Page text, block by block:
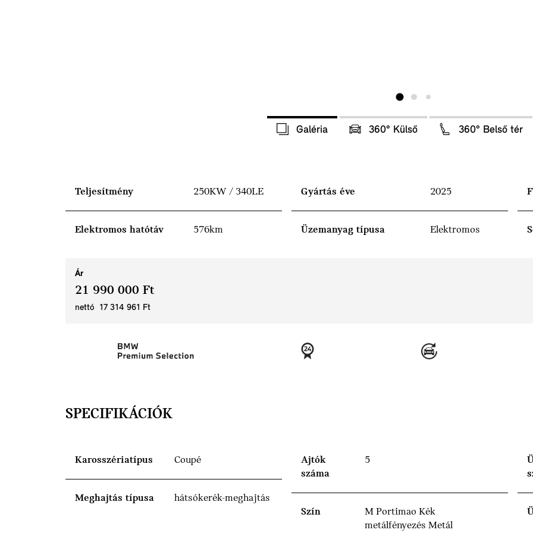
Galéria 360° Külső 360° Belső tér
Teljesítmény 250KW / 340LE
Elektromos hatótáv 576km
Gyártás éve 2025
Üzemanyag típusa Elektromos
Ár
21 990 000 Ft
nettó 17 314 961 Ft
SPECIFIKÁCIÓK
Karosszériatípus Coupé
Meghajtás típusa hátsókerék-meghajtás
Ajtók
száma
5
Szín
M Portimao Kék
metálfényezés Metál